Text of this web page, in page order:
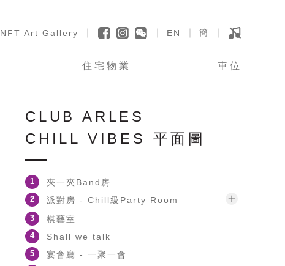
NFT Art Gallery EN 簡
住宅物業 車位
CLUB ARLES
CHILL VIBES 平面圖
1 夾一夾Band房
2 派對房 - Chill級Party Room
3 棋藝室
4 Shall we talk
5 宴會廳 - 一聚一會